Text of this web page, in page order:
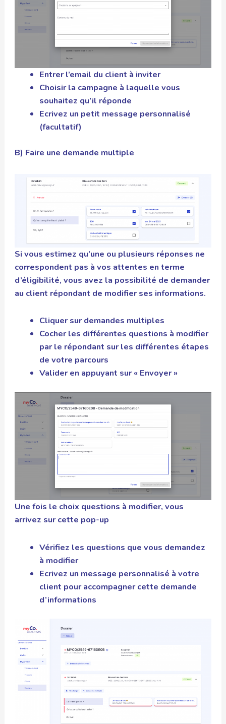
Entrer l’email du client à inviter
Choisir la campagne à laquelle vous
souhaitez qu’il réponde
Ecrivez un petit message personnalisé
(facultatif)
B) Faire une demande multiple
Si vous estimez qu’une ou plusieurs réponses ne
correspondent pas à vos attentes en terme
d’éligibilité, vous avez la possibilité de demander
au client répondant de modifier ses informations.
Cliquer sur demandes multiples
Cocher les différentes questions à modifier
par le répondant sur les différentes étapes
de votre parcours
Valider en appuyant sur « Envoyer »
Une fois le choix questions à modifier, vous
arrivez sur cette pop-up
Vérifiez les questions que vous demandez
à modifier
Ecrivez un message personnalisé à votre
client pour accompagner cette demande
d’informations